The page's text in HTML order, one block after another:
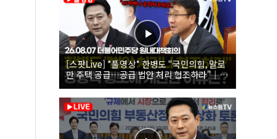
[스팟Live] *풀영상* 한병도 “국민의힘, 말로
만 주택 공급…공급 법안 처리 협조하라”｜
26.08.07 더불어민주당 원내대책회의